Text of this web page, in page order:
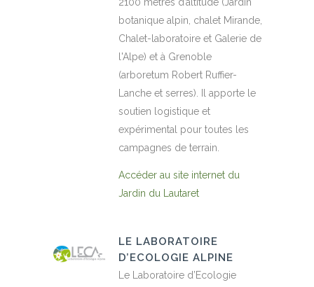
2100 mètres d’altitude (Jardin
botanique alpin, chalet Mirande,
Chalet-laboratoire et Galerie de
l'Alpe) et à Grenoble
(arboretum Robert Ruffier-
Lanche et serres). Il apporte le
soutien logistique et
expérimental pour toutes les
campagnes de terrain.
Accéder au site internet du
Jardin du Lautaret
LE LABORATOIRE
D’ECOLOGIE ALPINE
Le Laboratoire d’Ecologie